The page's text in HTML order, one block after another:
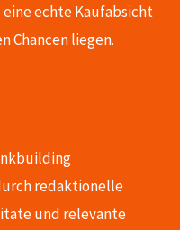
echte Kaufabsicht
Chancen liegen.
redaktionelle
und relevante